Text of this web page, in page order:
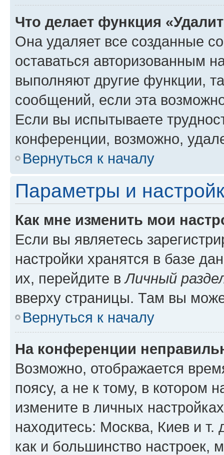
Что делает функция
Она удаляет все созданные
оставаться авторизованным
выполняют другие функции,
сообщений, если эта
Если вы испытываете
конференции, возможно,
Вернуться к началу
Параметры и
Как мне изменить мои
Если вы являетесь
настройки хранятся в базе
их, перейдите вЛичный
вверху страницы. Там вы
Вернуться к началу
На конференции
Возможно, отображается
поясу, а не к тому, в котором
измените в личных
находитесь: Москва, Киев и т.
как и большинство настроек,